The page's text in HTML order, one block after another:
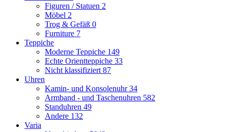
Figuren / Statuen 2
Möbel 2
Trog & Gefäß 0
Furniture 7
Teppiche
Moderne Teppiche 149
Echte Orientteppiche 33
Nicht klassifiziert 87
Uhren
Kamin- und Konsolenuhr34
Armband - und Taschenuhren 582
Standuhren 49
Andere 132
Varia